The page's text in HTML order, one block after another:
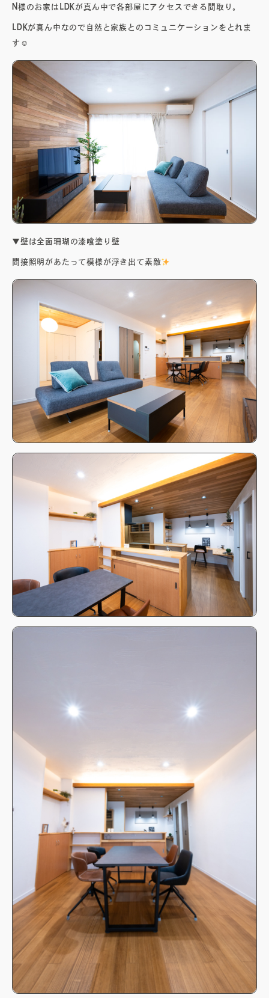
N様のお家はLDKが真ん中で各部屋にアクセスできる間取り。
LDKが真ん中なので自然と家族とのコミュニケーションをとれま
す☺
▼壁は全面珊瑚の漆喰塗り壁
間接照明があたって模様が浮き出て素敵